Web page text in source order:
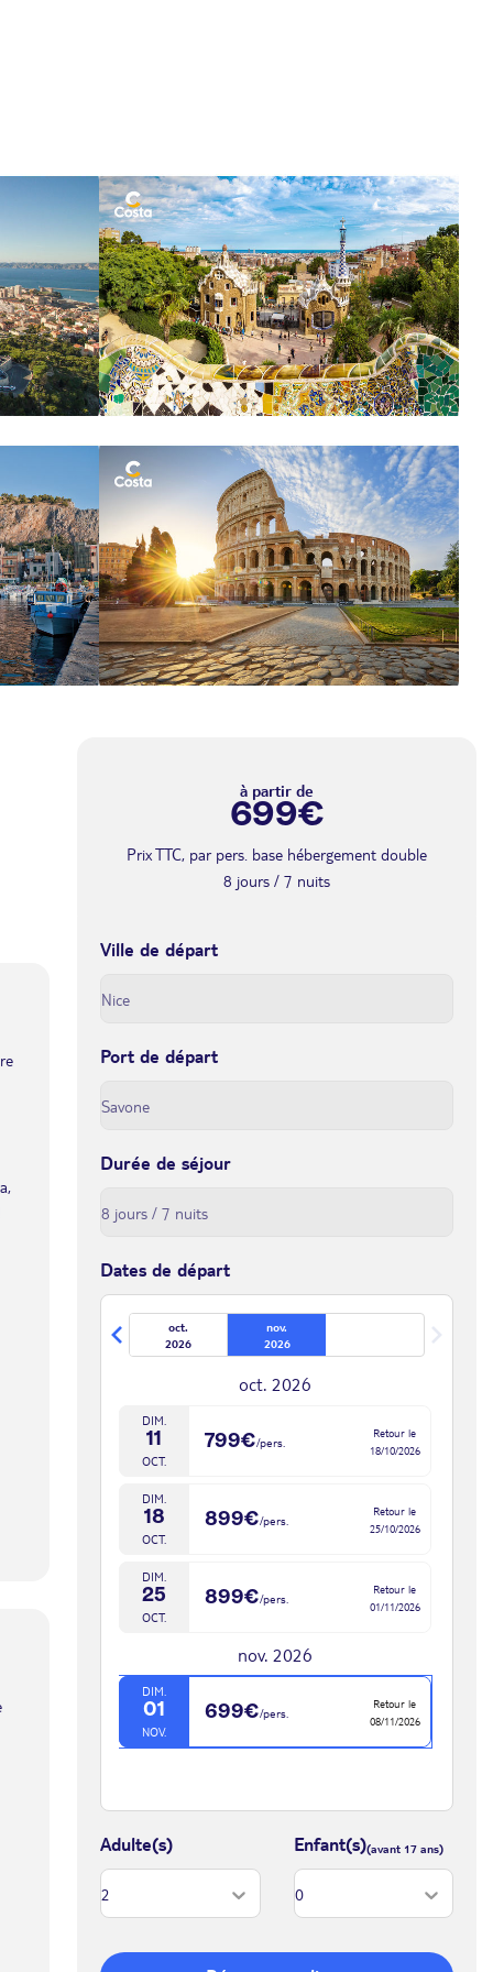
à partir de
699€
Prix TTC, par pers. base hébergement double
8 jours / 7 nuits
Ville de départ
Port de départ
Durée de séjour
Dates de départ
oct.
2026
nov.
2026
oct. 2026
DIM.
11
OCT.
799€/pers.
Retour le
18/10/2026
DIM.
18
OCT.
899€/pers.
Retour le
25/10/2026
DIM.
25
OCT.
899€/pers.
Retour le
01/11/2026
nov. 2026
DIM.
01
NOV.
699€/pers.
Retour le
08/11/2026
Adulte(s) Enfant(s)